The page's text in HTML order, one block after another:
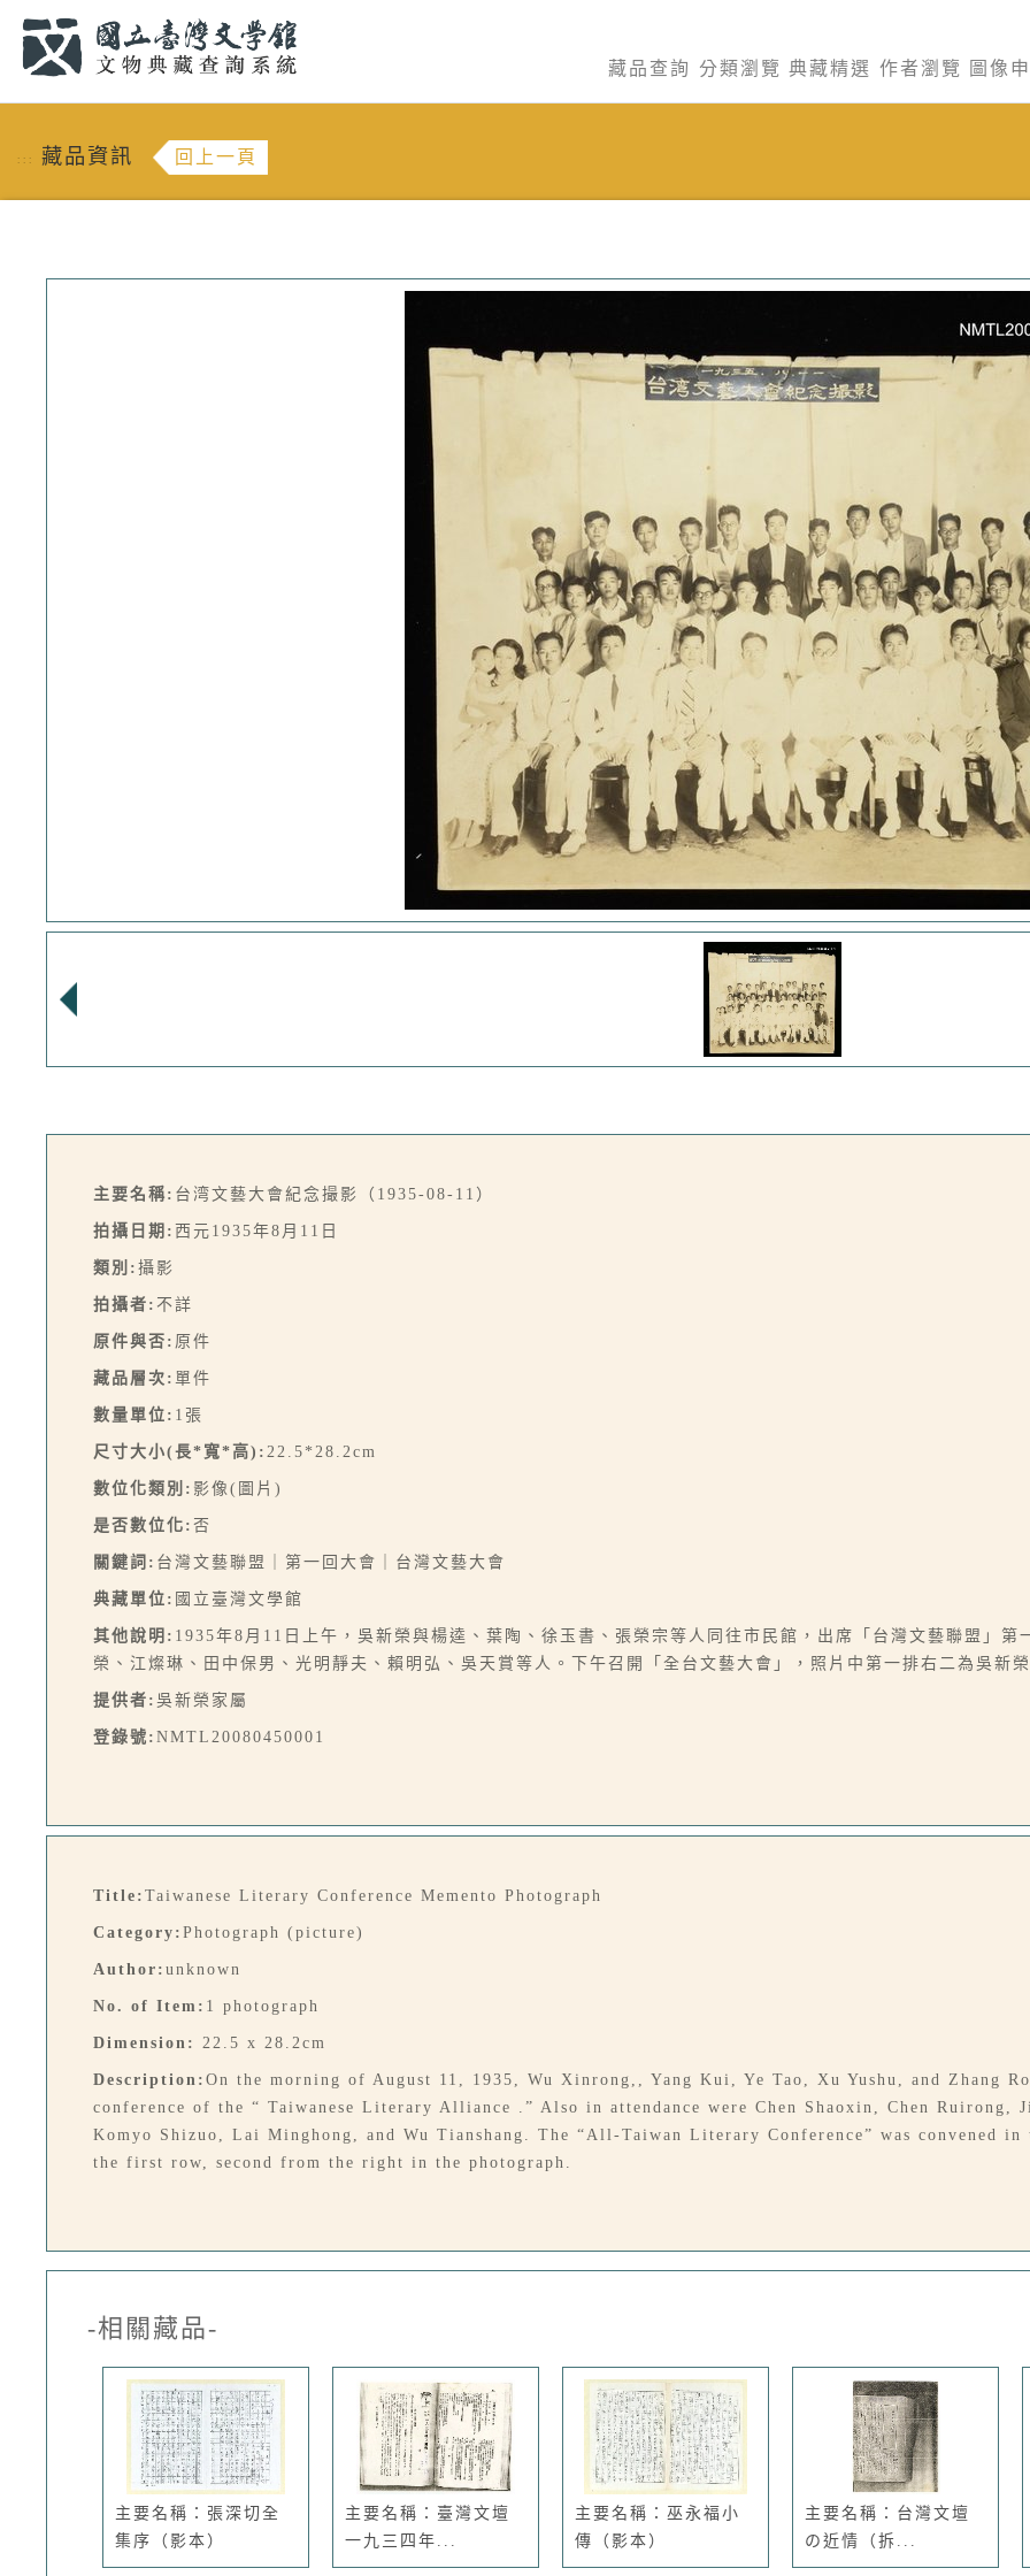
藏品查詢 分類瀏覽 典藏精選 作者瀏覽 圖像
::: 藏品資訊 回上一頁
主要名稱: 台湾文藝大會紀念撮影（1935-08-11）
拍攝日期: 西元1935年8月11日
類別: 攝影
拍攝者: 不詳
原件與否: 原件
藏品層次: 單件
數量單位: 1張
尺寸大小(長*寬*高): 22.5*28.2cm
數位化類別: 影像(圖片)
是否數位化: 否
關鍵詞: 台灣文藝聯盟｜第一回大會｜台灣文藝大會
典藏單位: 國立臺灣文學館
其他說明: 1935年8月11日上午，吳新榮與楊逵、葉陶、徐玉書、張榮宗等人同往市民館，出席「台灣文藝聯盟」第
榮、江燦琳、田中保男、光明靜夫、賴明弘、吳天賞等人。下午召開「全台文藝大會」，照片中第一排右二為吳新
提供者: 吳新榮家屬
登錄號: NMTL20080450001
Title: Taiwanese Literary Conference Memento Photograph
Category: Photograph (picture)
Author: unknown
No. of Item: 1 photograph
Dimension: 22.5 x 28.2cm
Description: On the morning of August 11, 1935, Wu Xinrong,, Yang Kui, Ye Tao, Xu Yushu, and Zhang
conference of the “ Taiwanese Literary Alliance .” Also in attendance were Chen Shaoxin, Chen Ruirong,
Komyo Shizuo, Lai Minghong, and Wu Tianshang. The “All-Taiwan Literary Conference” was convened
the first row, second from the right in the photograph.
-相關藏品-
主要名稱：張深切全
集序（影本）
主要名稱：臺灣文壇
一九三四年...
主要名稱：巫永福小
傳（影本）
主要名稱：台灣文壇
の近情（拆...